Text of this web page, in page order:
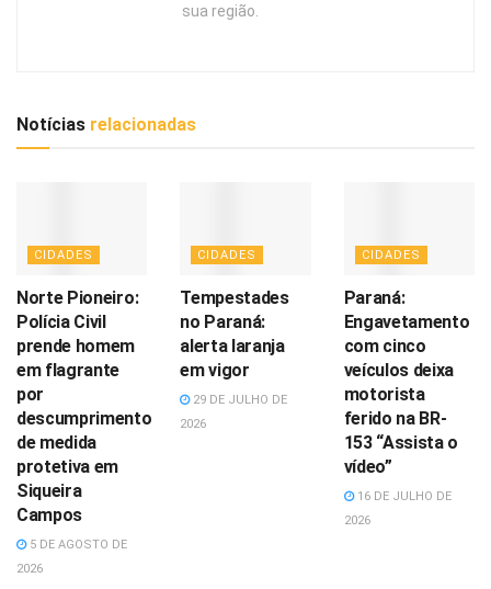
sua região.
Notícias relacionadas
CIDADES
Norte Pioneiro:
Polícia Civil
prende homem
em flagrante
por
descumprimento
de medida
protetiva em
Siqueira
Campos
5 DE AGOSTO DE
2026
CIDADES
Tempestades
no Paraná:
alerta laranja
em vigor
29 DE JULHO DE
2026
CIDADES
Paraná:
Engavetamento
com cinco
veículos deixa
motorista
ferido na BR-
153 “Assista o
vídeo”
16 DE JULHO DE
2026